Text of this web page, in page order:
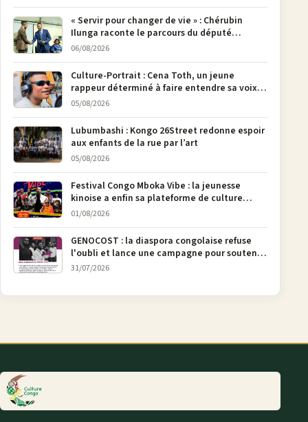
« Servir pour changer de vie » : Chérubin
Ilunga raconte le parcours du député
national Jethro Muyombi Tshimbu en 137
06/08/2026
Culture-Portrait : Cena Toth, un jeune
rappeur déterminé à faire entendre sa voix à
Bunia
05/08/2026
Lubumbashi : Kongo 26Street redonne espoir
aux enfants de la rue par l’art
05/08/2026
Festival Congo Mboka Vibe : la jeunesse
kinoise a enfin sa plateforme de culture
urbaine
01/08/2026
GENOCOST : la diaspora congolaise refuse
l'oubli et lance une campagne pour soutenir
la pétition FONAREV depuis Bruxelles
31/07/2026